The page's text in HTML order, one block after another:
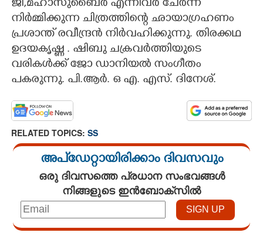
ജി,മഹാസുബൈർ എന്നിവർ ചേർന്ന്
നിർമ്മിക്കുന്ന ചിത്രത്തിന്റെ ഛായാഗ്രഹണം
പ്രശാന്ത് രവീന്ദ്രൻ നിർവഹിക്കുന്നു. തിരക്കഥ
ഉദയകൃഷ്ണ . ഷിബു ചക്രവർത്തിയുടെ
വരികൾക്ക് ജോ ഡാനിയൽ സംഗീതം
പകരുന്നു. പി.ആർ. ഒ എ. എസ്. ദിനേശ്.
RELATED TOPICS: SS
അപ്ഡേറ്റായിരിക്കാം ദിവസവും
ഒരു ദിവസത്തെ പ്രധാന സംഭവങ്ങൾ
നിങ്ങളുടെ ഇൻബോക്സിൽ